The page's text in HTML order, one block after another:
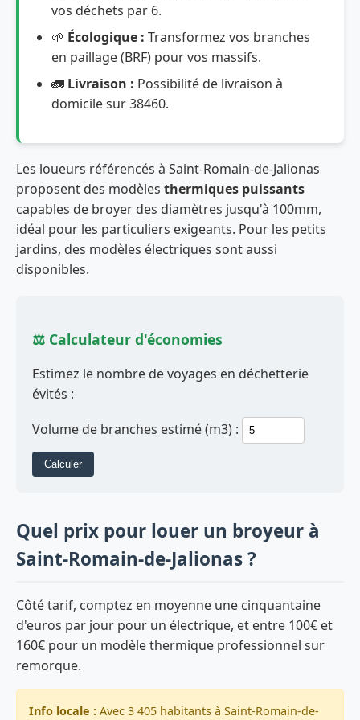
vos déchets par 6.
🌱 Écologique : Transformez vos branches
en paillage (BRF) pour vos massifs.
🚛 Livraison : Possibilité de livraison à
domicile sur 38460.
Les loueurs référencés à Saint-Romain-de-Jalionas
proposent des modèles thermiques puissants
capables de broyer des diamètres jusqu'à 100mm,
idéal pour les particuliers exigeants. Pour les petits
jardins, des modèles électriques sont aussi
disponibles.
⚖️ Calculateur d'économies
Estimez le nombre de voyages en déchetterie
évités :
Volume de branches estimé (m3) :
Calculer
Quel prix pour louer un broyeur à
Saint-Romain-de-Jalionas ?
Côté tarif, comptez en moyenne une cinquantaine
d'euros par jour pour un électrique, et entre 100€ et
160€ pour un modèle thermique professionnel sur
remorque.
Info locale : Avec 3 405 habitants à Saint-Romain-de-